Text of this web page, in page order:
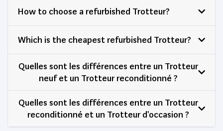
How to choose a refurbished Trotteur?
Which is the cheapest refurbished Trotteur?
Quelles sont les différences entre un Trotteur
neuf et un Trotteur reconditionné ?
Quelles sont les différences entre un Trotteur
reconditionné et un Trotteur d'occasion ?